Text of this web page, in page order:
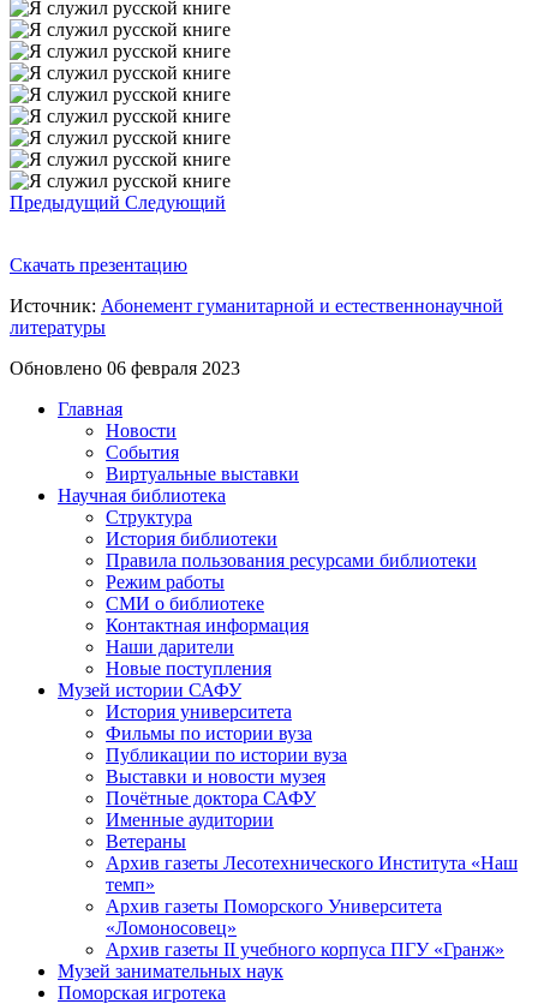
Предыдущий Следующий
Скачать презентацию
Источник: Абонемент гуманитарной и естественнонаучной
литературы
Обновлено 06 февраля 2023
Главная
Новости
События
Виртуальные выставки
Научная библиотека
Структура
История библиотеки
Правила пользования ресурсами библиотеки
Режим работы
СМИ о библиотеке
Контактная информация
Наши дарители
Новые поступления
Музей истории САФУ
История университета
Фильмы по истории вуза
Публикации по истории вуза
Выставки и новости музея
Почётные доктора САФУ
Именные аудитории
Ветераны
Архив газеты Лесотехнического Института «Наш
темп»
Архив газеты Поморского Университета
«Ломоносовец»
Архив газеты II учебного корпуса ПГУ «Гранж»
Музей занимательных наук
Поморская игротека